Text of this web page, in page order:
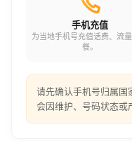
手机充值
为当地手机号充值话费、流
餐。
请先确认手机号归属国
会因维护、号码状态或